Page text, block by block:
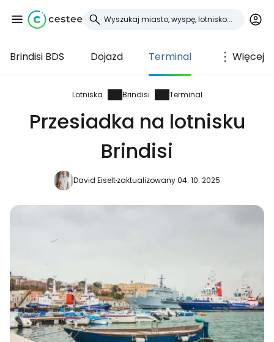
Brindisi BDS Dojazd Terminal Więcej
Lotniska Brindisi Terminal
Przesiadka na lotnisku
Brindisi
David Eiseltzaktualizowany 04. 10. 2025
Zaloguj się do
Cestee
... światowej społeczności podróżniczej